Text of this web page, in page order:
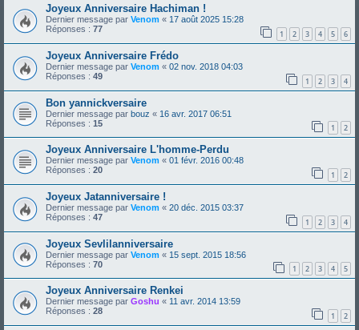
Joyeux Anniversaire Hachiman !
Dernier message par Venom « 17 août 2025 15:28
Réponses : 77 1 2 3 4 5 6
Joyeux Anniversaire Frédo
Dernier message par Venom « 02 nov. 2018 04:03
Réponses : 49 1 2 3 4
Bon yannickversaire
Dernier message par bouz « 16 avr. 2017 06:51
Réponses : 15 1 2
Joyeux Anniversaire L'homme-Perdu
Dernier message par Venom « 01 févr. 2016 00:48
Réponses : 20 1 2
Joyeux Jatanniversaire !
Dernier message par Venom « 20 déc. 2015 03:37
Réponses : 47 1 2 3 4
Joyeux Sevlilanniversaire
Dernier message par Venom « 15 sept. 2015 18:56
Réponses : 70 1 2 3 4 5
Joyeux Anniversaire Renkei
Dernier message par Goshu « 11 avr. 2014 13:59
Réponses : 28 1 2